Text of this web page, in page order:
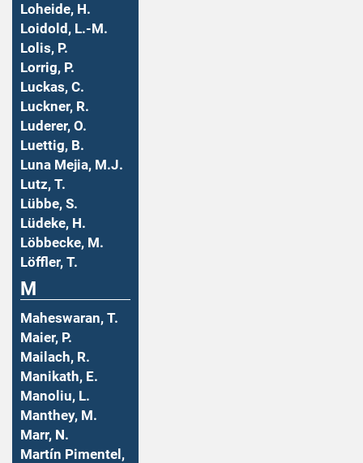
Loheide, H.
Loidold, L.-M.
Lolis, P.
Lorrig, P.
Luckas, C.
Luckner, R.
Luderer, O.
Luettig, B.
Luna Mejia, M.J.
Lutz, T.
Lübbe, S.
Lüdeke, H.
Löbbecke, M.
Löffler, T.
M
Maheswaran, T.
Maier, P.
Mailach, R.
Manikath, E.
Manoliu, L.
Manthey, M.
Marr, N.
Martín Pimentel,